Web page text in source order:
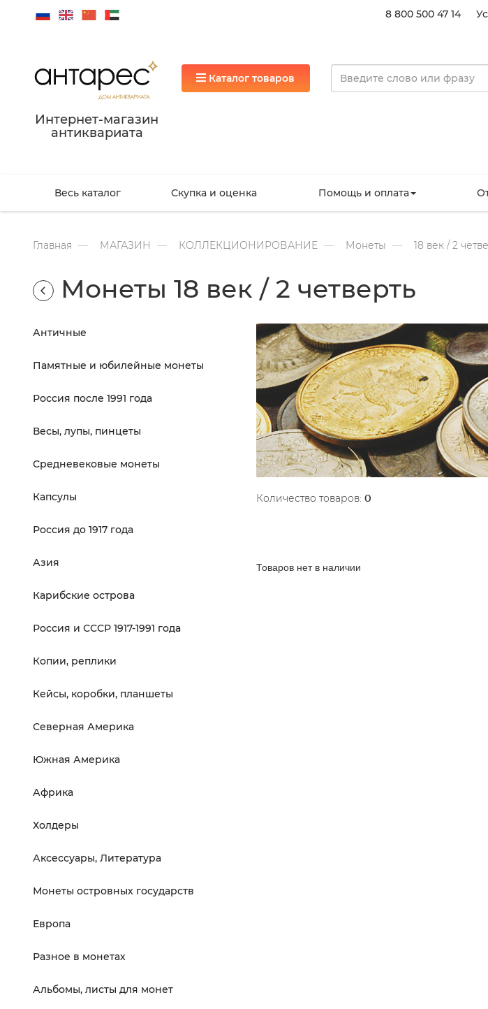
8 800 500 47 14
Интернет-магазин
антиквариата
Каталог товаров
Весь каталог Скупка и оценка Помощь и оплата
Главная МАГАЗИН КОЛЛЕКЦИОНИРОВАНИЕ Монеты 18 век / 2
Монеты 18 век / 2 четверть
Античные
Памятные и юбилейные монеты
Россия после 1991 года
Весы, лупы, пинцеты
Средневековые монеты
Капсулы
Россия до 1917 года
Азия
Карибские острова
Россия и СССР 1917-1991 года
Копии, реплики
Кейсы, коробки, планшеты
Северная Америка
Южная Америка
Африка
Холдеры
Аксессуары, Литература
Монеты островных государств
Европа
Разное в монетах
Альбомы, листы для монет
Количество товаров: 0
Товаров нет в наличии